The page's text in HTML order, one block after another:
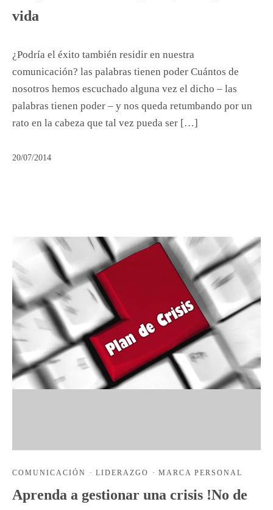
vida
¿Podría el éxito también residir en nuestra
comunicación? las palabras tienen poder Cuántos de
nosotros hemos escuchado alguna vez el dicho – las
palabras tienen poder – y nos queda retumbando por un
rato en la cabeza que tal vez pueda ser […]
20/07/2014
COMUNICACIÓN · LIDERAZGO · MARCA PERSONAL
Aprenda a gestionar una crisis !No de